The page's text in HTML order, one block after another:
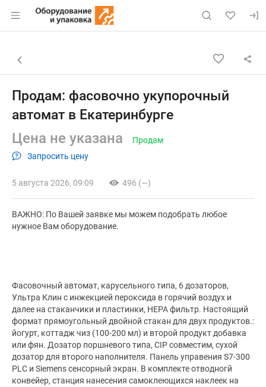
Раздел навигации по сайту eqinfo.ru
Объявление: Продам:
Навигация и управление объявлением
Назад к списку объявлений
Продам: фасовочно укупорочный
автомат в Екатеринбурге
Цена не указана
Запросить цену
Продам
5 августа 2026, 09:09 496 (—)
ВАЖНО: По Вашей заявке мы можем подобрать любое
нужное Вам оборудование.
Фасовочный автомат, карусельного типа, 6 дозаторов,
Ультра Клин с инжекцией пероксида в горячий воздух и
далее на стаканчики и пластинки, HEPA фильтр. Настоящий
формат прямоугольный двойной стакан для двух продуктов.:
йогурт, коттадж чиз (100-200 мл) и второй продукт добавка
или фян. Дозатор поршневого типа, CIP совместим, сухой
дозатор для второго наполнителя. Панель управения S7-300
PLC и Siemens сенсорный экран. В комплекте отводногй
конвейер, станция нанесения самоклеющихся наклеек на